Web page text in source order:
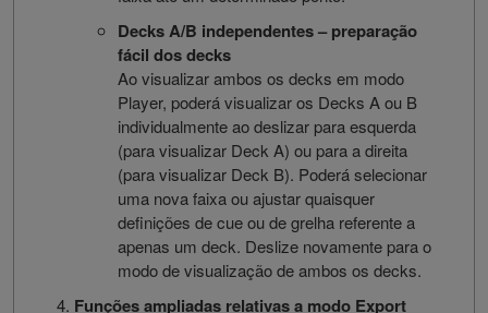
Decks A/B independentes – preparação
fácil dos decks
Ao visualizar ambos os decks em modo
Player, poderá visualizar os Decks A ou B
individualmente ao deslizar para esquerda
(para visualizar Deck A) ou para a direita
(para visualizar Deck B). Poderá selecionar
uma nova faixa ou ajustar quaisquer
definições de cue ou de grelha referente a
apenas um deck. Deslize novamente para o
modo de visualização de ambos os decks.
Funções ampliadas relativas a modo Export